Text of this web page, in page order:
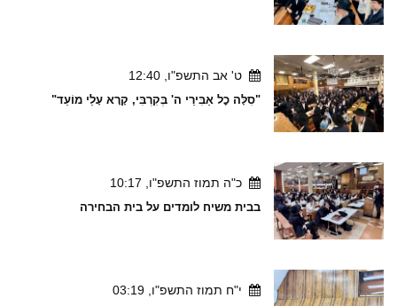
ט' אב התשפ"ו, 12:40
"סִלָּה כׇל אַבִּירַי ה' בְּקִרְבִּי, קָרָא עָלַי מוֹעֵד"
כ"ה תמוז התשפ"ו, 10:17
בבית משיח לומדים על בית הבחירה
י"ח תמוז התשפ"ו, 03:19